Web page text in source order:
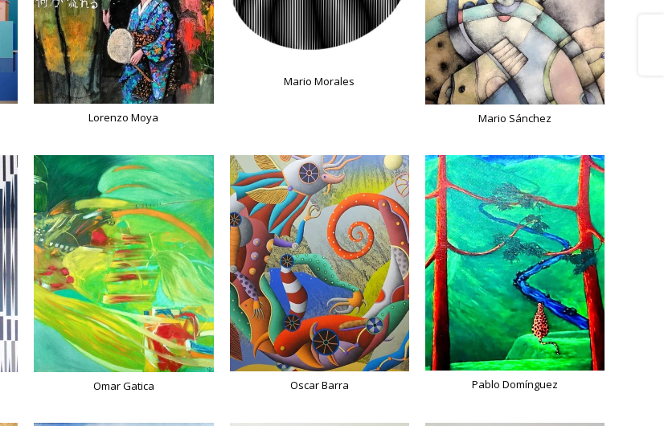
Lorenzo Moya
Mario Morales
Mario Sánchez
Omar Gatica Oscar Barra Pablo Domínguez